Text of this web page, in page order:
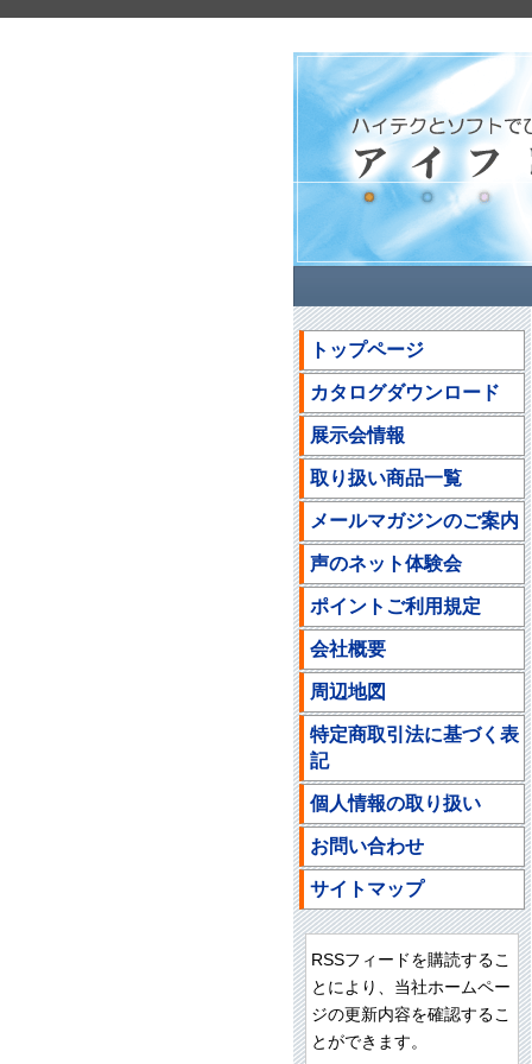
トップページ
カタログダウンロード
展示会情報
取り扱い商品一覧
メールマガジンのご案内
声のネット体験会
ポイントご利用規定
会社概要
周辺地図
特定商取引法に基づく表
記
個人情報の取り扱い
お問い合わせ
サイトマップ
RSSフィードを購読するこ
とにより、当社ホームペー
ジの更新内容を確認するこ
とができます。